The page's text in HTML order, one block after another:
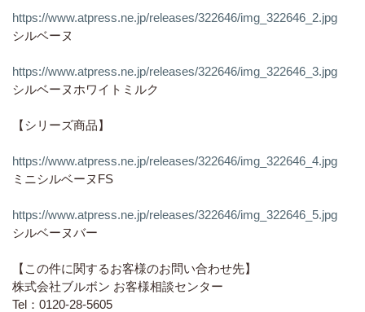
https://www.atpress.ne.jp/releases/322646/img_322646_2.jpg
シルベーヌ
https://www.atpress.ne.jp/releases/322646/img_322646_3.jpg
シルベーヌホワイトミルク
【シリーズ商品】
https://www.atpress.ne.jp/releases/322646/img_322646_4.jpg
ミニシルベーヌFS
https://www.atpress.ne.jp/releases/322646/img_322646_5.jpg
シルベーヌバー
【この件に関するお客様のお問い合わせ先】
株式会社ブルボン お客様相談センター
Tel：0120-28-5605